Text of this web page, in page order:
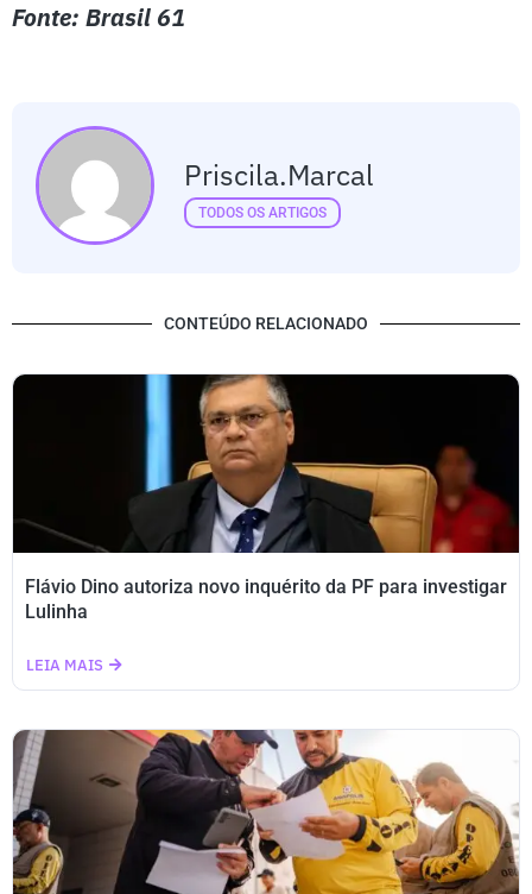
Fonte: Brasil 61
Priscila.marcal
TODOS OS ARTIGOS
CONTEÚDO RELACIONADO
Flávio Dino autoriza novo inquérito da PF para investigar
Lulinha
LEIA MAIS